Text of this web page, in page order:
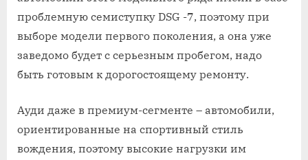
проблемную семиступку DSG -7, поэтому при
выборе модели первого поколения, а она уже
заведомо будет с серьезным пробегом, надо
быть готовым к дорогостоящему ремонту.
Ауди даже в премиум-сегменте – автомобили,
ориентированные на спортивный стиль
вождения, поэтому высокие нагрузки им